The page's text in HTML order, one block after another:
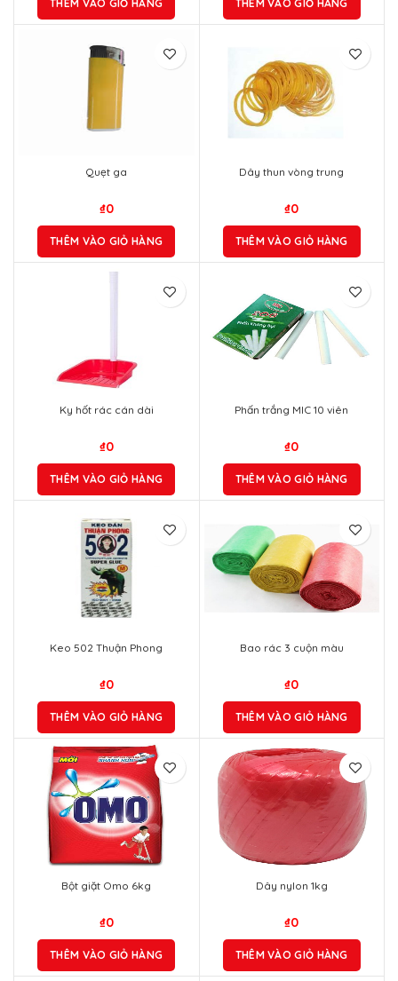
THÊM VÀO GIỎ HÀNG THÊM VÀO GIỎ HÀNG
Quẹt ga
₫0
THÊM VÀO GIỎ HÀNG
Dây thun vòng trung
₫0
THÊM VÀO GIỎ HÀNG
Ky hốt rác cán dài
₫0
THÊM VÀO GIỎ HÀNG
Phấn trắng MIC 10 viên
₫0
THÊM VÀO GIỎ HÀNG
Keo 502 Thuận Phong
₫0
THÊM VÀO GIỎ HÀNG
Bao rác 3 cuộn màu
₫0
THÊM VÀO GIỎ HÀNG
Bột giặt Omo 6kg
₫0
THÊM VÀO GIỎ HÀNG
Dây nylon 1kg
₫0
THÊM VÀO GIỎ HÀNG